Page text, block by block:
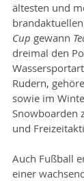
ältesten und
Cup gewann
dreimal den
Rudern,
sowie im
Snowboarden
und
Auch Fußball
einer